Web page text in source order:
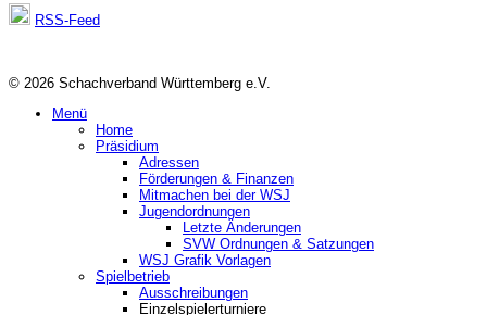
RSS-Feed
© 2026 Schachverband Württemberg e.V.
Menü
Home
Präsidium
Adressen
Förderungen & Finanzen
Mitmachen bei der WSJ
Jugendordnungen
Letzte Änderungen
SVW Ordnungen & Satzungen
WSJ Grafik Vorlagen
Spielbetrieb
Ausschreibungen
Einzelspielerturniere